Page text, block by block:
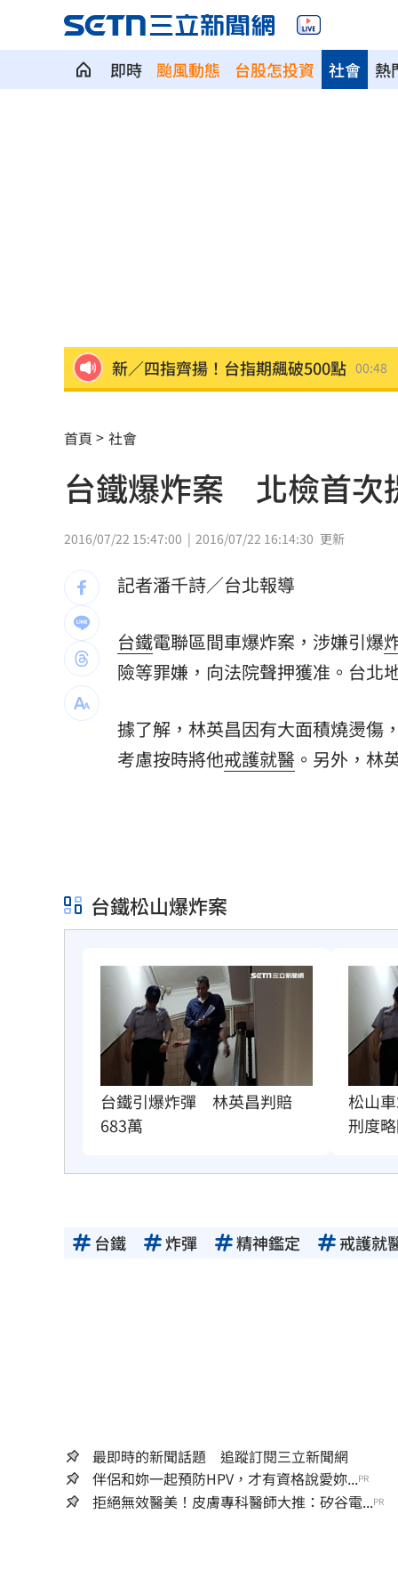
即時 颱風動態 台股怎投資 熱
社會
新／四指齊揚！台指期飆破500點 00:48
稱龍蝦咬完就吐 爆李世宗要信徒喝精
樂天女孩淚揭往事 愛意表達障礙遭重
一張百萬太貴！他公開高價股買法：賺
獨／海外遊學增強外語 台人夯英、美
伊波拉失控！專家憂病毒恐已突變
00:23
63歲章小蕙吐露心聲：後悔當年嫁給鍾
白海豚颱風擺盪逼近！雨到「這時」才
連續2場安打！ 林安可掃二壘打貢獻1
3歲米格魯偷吃軟糖 被催吐後好有戲
獨／北勢棒球隊穿破鞋拚冠軍 台僑看
台灣彩券開獎直播中
LIVE三立+24小時直播 15:27
首頁 社會
台鐵爆炸案 北檢首次
2016/07/22 15:47:00 2016/07/22 16:14:30 更新
記者潘千詩／台北報導
台鐵電聯區間車爆炸案，涉嫌引爆
險等罪嫌，向法院聲押獲准。台北
據了解，林英昌因有大面積燒燙傷
考慮按時將他戒護就醫 。另外，林
台鐵松山爆炸案
台鐵引爆炸彈　林英昌判賠
683萬
松山
刑度
台鐵 炸彈 精神鑑定 戒護就
最即時的新聞話題 追蹤訂閱三立新聞網
伴侶和妳一起預防HPV，才有資格說愛妳...PR
拒絕無效醫美！皮膚專科醫師大推：矽谷電...PR